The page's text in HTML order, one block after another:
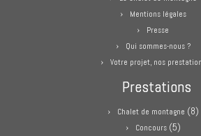
Mentions légales
Presse
Qui sommes-nous ?
Votre projet, nos
Prestations
Chalet de montagne (8)
Concours(5)